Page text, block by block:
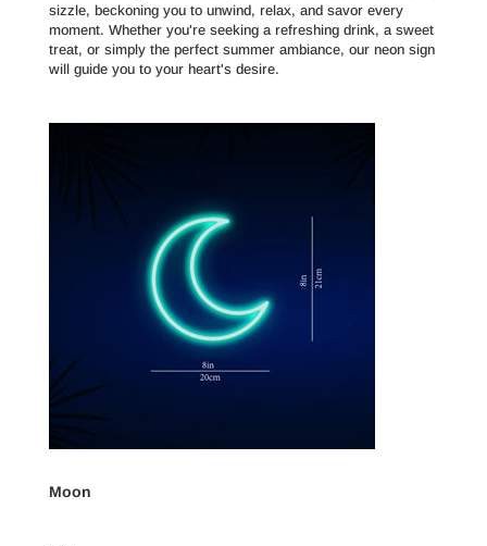
sizzle, beckoning you to unwind, relax, and savor every
moment. Whether you're seeking a refreshing drink, a sweet
treat, or simply the perfect summer ambiance, our neon sign
will guide you to your heart's desire.
Moon